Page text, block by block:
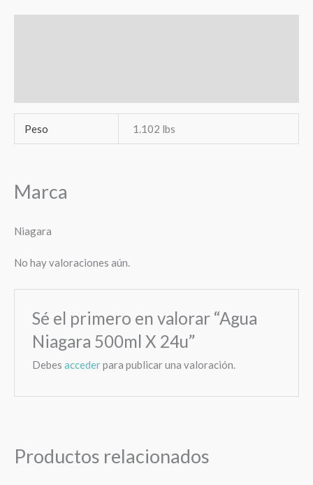
Peso 1.102 lbs
Marca
Niagara
No hay valoraciones aún.
Sé el primero en valorar “Agua
Niagara 500ml X 24u”
Debesaccederpara publicar una valoración.
Productos relacionados